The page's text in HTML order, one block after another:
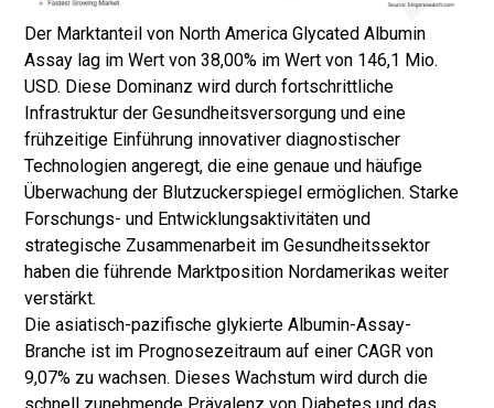
Der Marktanteil von North America Glycated Albumin
Assay lag im Wert von 38,00% im Wert von 146,1 Mio.
USD. Diese Dominanz wird durch fortschrittliche
Infrastruktur der Gesundheitsversorgung und eine
frühzeitige Einführung innovativer diagnostischer
Technologien angeregt, die eine genaue und häufige
Überwachung der Blutzuckerspiegel ermöglichen. Starke
Forschungs- und Entwicklungsaktivitäten und
strategische Zusammenarbeit im Gesundheitssektor
haben die führende Marktposition Nordamerikas weiter
verstärkt.
Die asiatisch-pazifische glykierte Albumin-Assay-
Branche ist im Prognosezeitraum auf einer CAGR von
9,07% zu wachsen. Dieses Wachstum wird durch die